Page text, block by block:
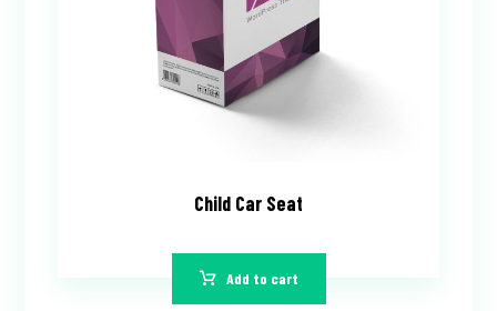
Child Car Seat
Add to cart